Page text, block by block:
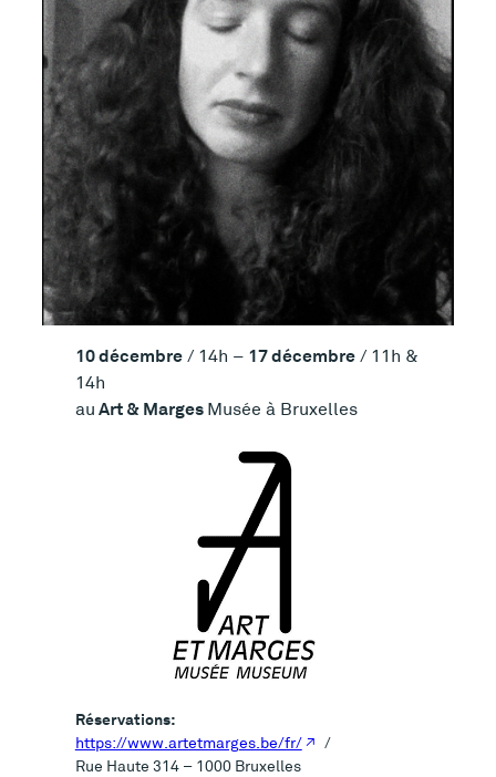
10 décembre/ 14h – 17 décembre/ 11h &
14h
au Art & Marges Musée à Bruxelles
Réservations:
https://www.artetmarges.be/fr/
/
Rue Haute 314 – 1000 Bruxelles